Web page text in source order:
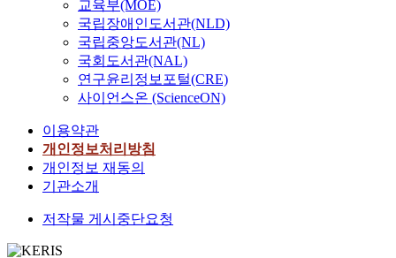
교육부(MOE)
국립장애인도서관(NLD)
국립중앙도서관(NL)
국회도서관(NAL)
연구윤리정보포털(CRE)
사이언스온 (ScienceON)
이용약관
개인정보처리방침
개인정보 재동의
기관소개
저작물 게시중단요청